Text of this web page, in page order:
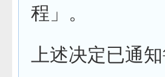
程」。
上述决定已通